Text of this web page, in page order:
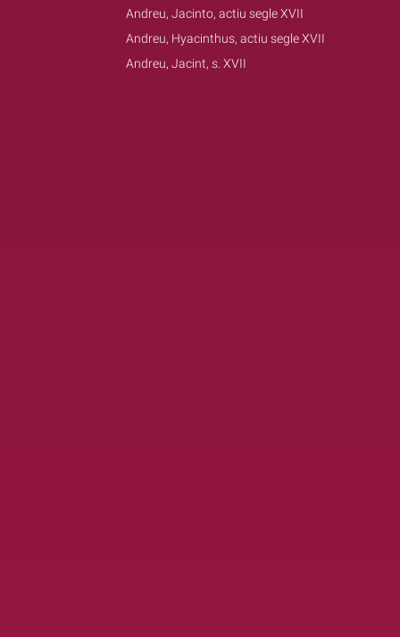
Andreu, Jacinto, actiu segle XVII
Andreu, Hyacinthus, actiu segle XVII
Andreu, Jacint, s. XVII